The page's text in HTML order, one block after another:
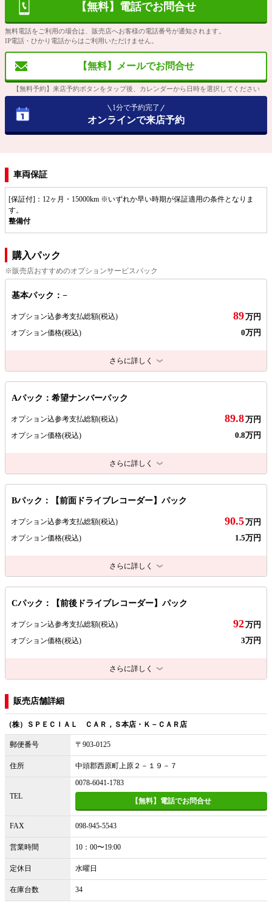
【無料】電話でお問合せ
無料電話をご利用の場合は、販売店へお客様の電話番号が通知されます。
IP電話・ひかり電話からはご利用いただけません。
【無料】メールでお問合せ
【無料予約】来店予約ボタンをタップ後、カレンダーから日時を選択してください
1分で予約完了
オンラインで来店予約
車両保証
[保証付]：12ヶ月・15000km ※いずれか早い時期が保証適用の条件となりま
す。
整備付
購入パック
※販売店おすすめのオプションサービスパック
基本パック：−
オプション込参考支払総額(税込) 89万円
オプション価格(税込) 0万円
さらに詳しく
Aパック：希望ナンバーパック
オプション込参考支払総額(税込) 89.8万円
オプション価格(税込) 0.8万円
さらに詳しく
Bパック：【前面ドライブレコーダー】パック
オプション込参考支払総額(税込) 90.5万円
オプション価格(税込) 1.5万円
さらに詳しく
Cパック：【前後ドライブレコーダー】パック
オプション込参考支払総額(税込) 92万円
オプション価格(税込) 3万円
さらに詳しく
販売店舗詳細
（株）ＳＰＥＣＩＡＬ ＣＡＲ，Ｓ本店・Ｋ－ＣＡＲ店
郵便番号 〒903-0125
住所 中頭郡西原町上原２－１９－７
TEL
0078-6041-1783
【無料】電話でお問合せ
FAX 098-945-5543
営業時間 10：00〜19:00
定休日 水曜日
在庫台数 34